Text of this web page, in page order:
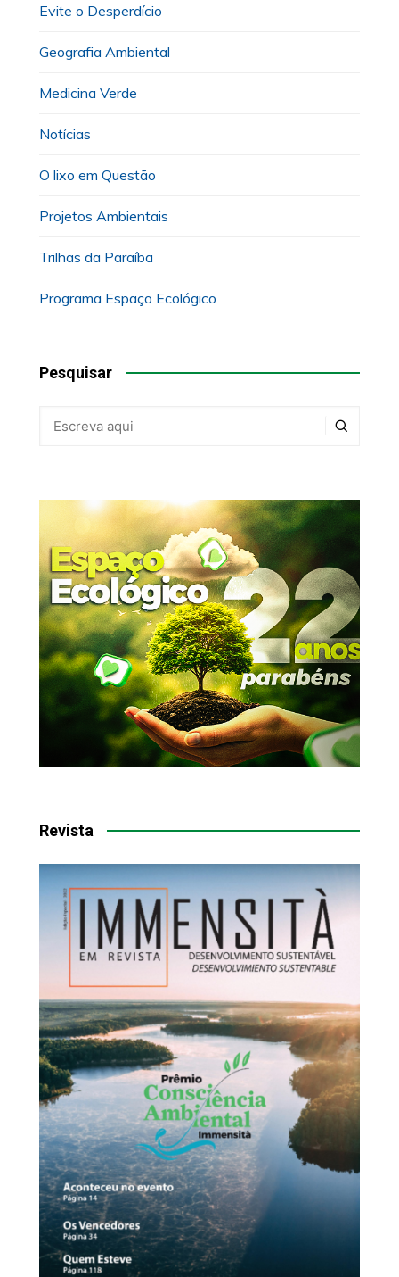
Evite o Desperdício
Geografia Ambiental
Medicina Verde
Notícias
O lixo em Questão
Projetos Ambientais
Trilhas da Paraíba
Programa Espaço Ecológico
Pesquisar
Revista